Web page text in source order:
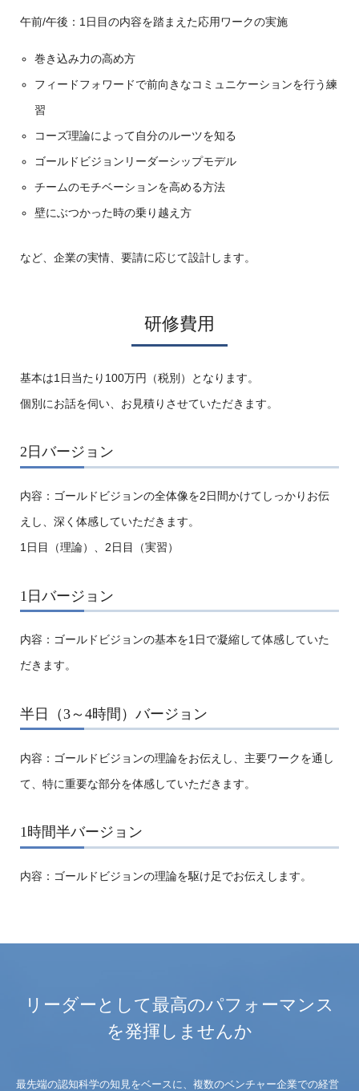
午前/午後：1日目の内容を踏まえた応用ワークの実施
巻き込み力の高め方
フィードフォワードで前向きなコミュニケーションを行う練
習
コーズ理論によって自分のルーツを知る
ゴールドビジョンリーダーシップモデル
チームのモチベーションを高める方法
壁にぶつかった時の乗り越え方
など、企業の実情、要請に応じて設計します。
研修費用
基本は1日当たり100万円（税別）となります。
個別にお話を伺い、お見積りさせていただきます。
2日バージョン
内容：ゴールドビジョンの全体像を2日間かけてしっかりお伝
えし、深く体感していただきます。
1日目（理論）、2日目（実習）
1日バージョン
内容：ゴールドビジョンの基本を1日で凝縮して体感していた
だきます。
半日（3～4時間）バージョン
内容：ゴールドビジョンの理論をお伝えし、主要ワークを通し
て、特に重要な部分を体感していただきます。
1時間半バージョン
内容：ゴールドビジョンの理論を駆け足でお伝えします。
リーダーとして最高のパフォーマンス
を発揮しませんか
最先端の認知科学の知見をベースに、複数のベンチャー企業での経営